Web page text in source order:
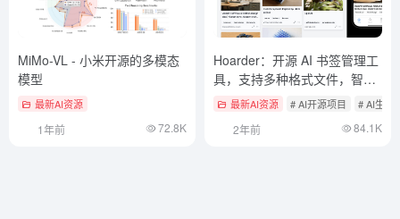
MiMo-VL - 小米开源的多模态
模型
最新AI资源
1年前 72.8K
Hoarder：开源 AI 书签管理工
具，支持多种格式文件，智能
标签分类、全文检索
最新AI资源 # AI开源项目 # AI生活
2年前 84.1K